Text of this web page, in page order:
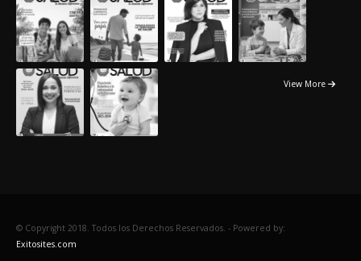
View More
© Copyright 2018. Todos los Derechos Reservados. - Powered by:
Exitosites.com